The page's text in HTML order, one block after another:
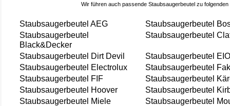
Wir führen auch passende Staubsaugerbeutel zu folgenden
Staubsaugerbeutel AEG
Staubsaugerbeutel
Staubsaugerbeutel
Black&Decker
Staubsaugerbeutel
Staubsaugerbeutel Dirt Devil
Staubsaugerbeutel
Staubsaugerbeutel Electrolux
Staubsaugerbeutel
Staubsaugerbeutel FIF
Staubsaugerbeutel
Staubsaugerbeutel Hoover
Staubsaugerbeutel
Staubsaugerbeutel Miele
Staubsaugerbeutel